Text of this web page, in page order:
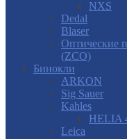
NXS
Dedal
Blaser
Оптические
(ZCO)
Бинокли
ARKON
Sig Sauer
Kahles
HELIA
Leica